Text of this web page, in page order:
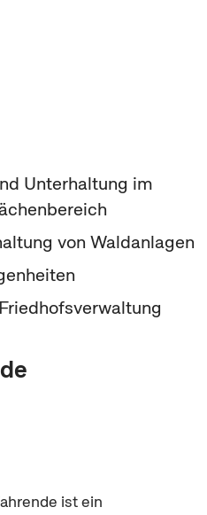
Unterhaltung im
von Waldanlagen
ist ein